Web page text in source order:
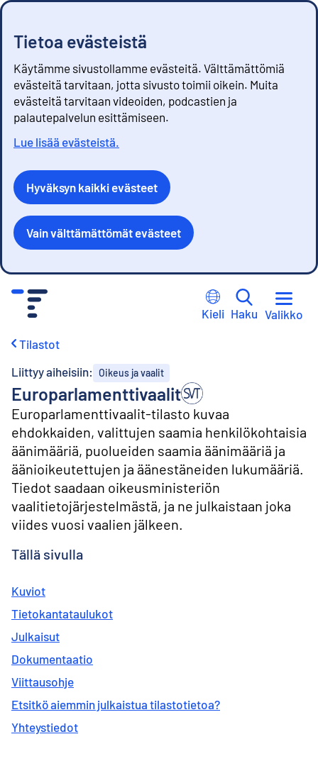
Tietoa evästeistä
Käytämme sivustollamme evästeitä. Välttämättömiä
evästeitä tarvitaan, jotta sivusto toimii oikein. Muita
evästeitä tarvitaan videoiden, podcastien ja
palautepalvelun esittämiseen.
Lue lisää evästeistä.
Hyväksyn kaikki evästeet
Vain välttämättömät evästeet
Kieli Haku Valikko
Tilastot
Liittyy aiheisiin: Oikeus ja vaalit
Europarlamenttivaalit
Europarlamenttivaalit-tilasto kuvaa
ehdokkaiden, valittujen saamia henkilökohtaisia
äänimääriä, puolueiden saamia äänimääriä ja
äänioikeutettujen ja äänestäneiden lukumääriä.
Tiedot saadaan oikeusministeriön
vaalitietojärjestelmästä, ja ne julkaistaan joka
viides vuosi vaalien jälkeen.
Tällä sivulla
Kuviot
Tietokantataulukot
Julkaisut
Dokumentaatio
Viittausohje
Etsitkö aiemmin julkaistua tilastotietoa?
Yhteystiedot